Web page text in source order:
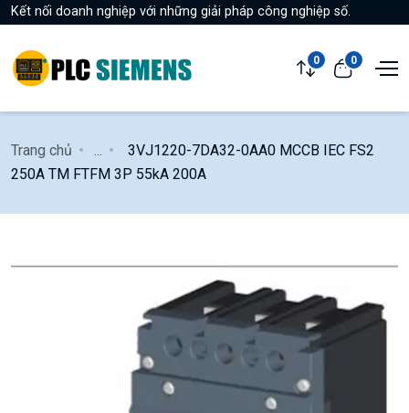
Kết nối doanh nghiệp với những giải pháp công nghiệp số.
0 0
Trang chủ
3VJ1220-7DA32-0AA0 MCCB IEC FS2
250A TM FTFM 3P 55kA 200A